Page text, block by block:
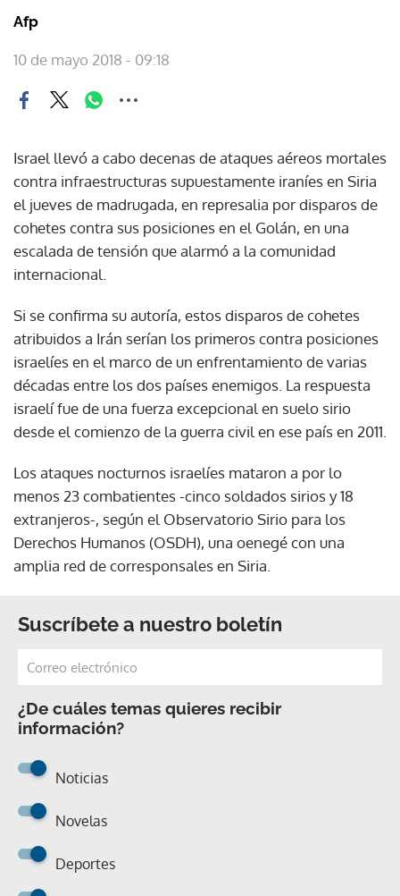
Afp
10 de mayo 2018 - 09:18
Israel llevó a cabo decenas de ataques aéreos mortales
contra infraestructuras supuestamente iraníes en Siria
el jueves de madrugada, en represalia por disparos de
cohetes contra sus posiciones en el Golán, en una
escalada de tensión que alarmó a la comunidad
internacional.
Si se confirma su autoría, estos disparos de cohetes
atribuidos a Irán serían los primeros contra posiciones
israelíes en el marco de un enfrentamiento de varias
décadas entre los dos países enemigos. La respuesta
israelí fue de una fuerza excepcional en suelo sirio
desde el comienzo de la guerra civil en ese país en 2011.
Los ataques nocturnos israelíes mataron a por lo
menos 23 combatientes -cinco soldados sirios y 18
extranjeros-, según el Observatorio Sirio para los
Derechos Humanos (OSDH), una oenegé con una
amplia red de corresponsales en Siria.
Suscríbete a nuestro boletín
¿De cuáles temas quieres recibir
información?
Noticias
Novelas
Deportes